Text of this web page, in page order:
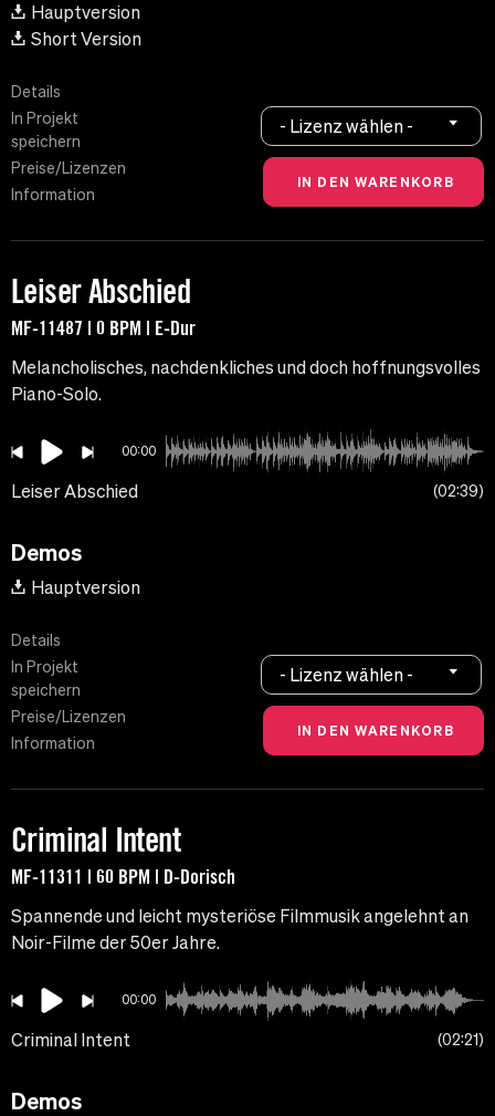
Hauptversion
Short Version
Details
In Projekt
speichern
Preise/Lizenzen
Information
- Lizenz wählen -
Leiser Abschied
MF-11487 | 0 BPM | E-Dur
Melancholisches, nachdenkliches und doch hoffnungsvolles
Piano-Solo.
00:00
Leiser Abschied 02:39
Demos
Hauptversion
Details
In Projekt
speichern
Preise/Lizenzen
Information
- Lizenz wählen -
Criminal Intent
MF-11311 | 60 BPM | D-Dorisch
Spannende und leicht mysteriöse Filmmusik angelehnt an
Noir-Filme der 50er Jahre.
00:00
Criminal Intent 02:21
Demos